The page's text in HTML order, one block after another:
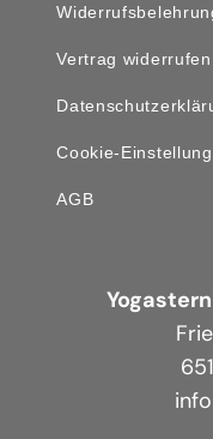
Vertrag widerrufen
Cookie-
AGB